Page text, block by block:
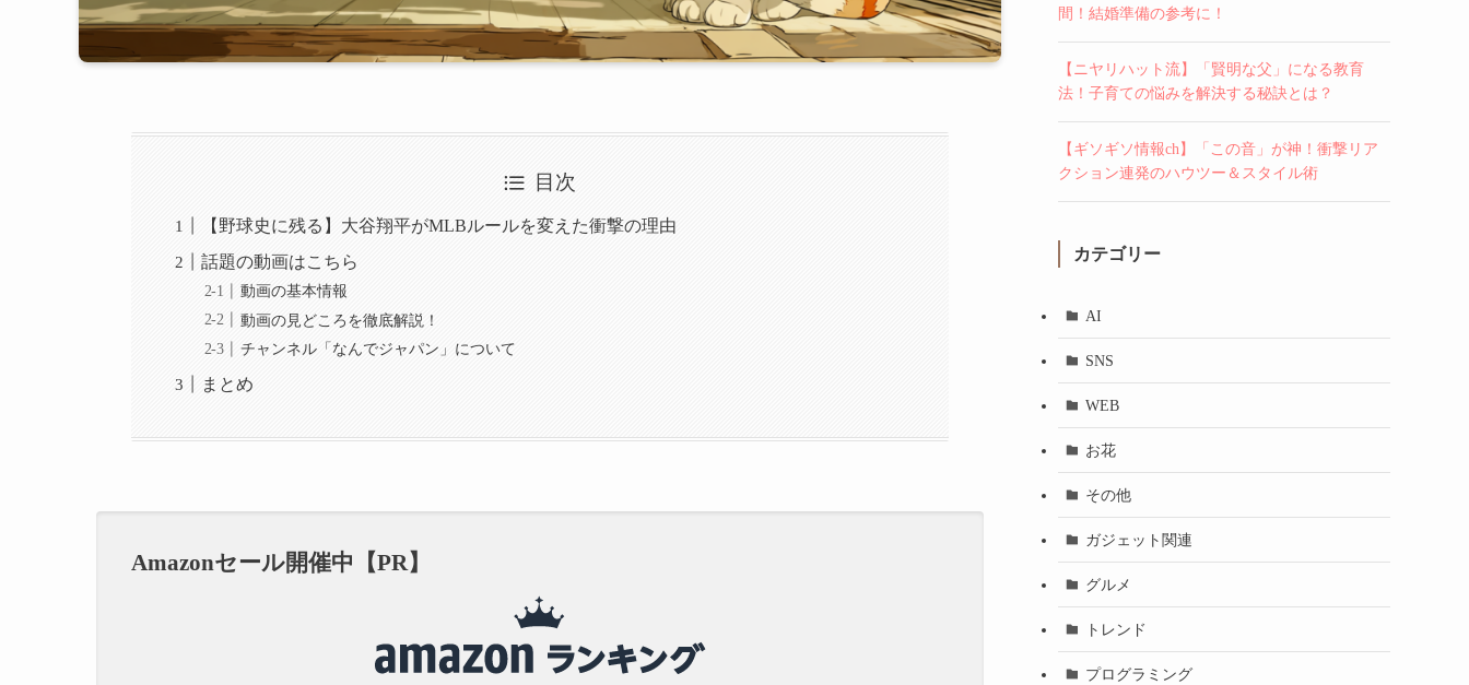
目次
【野球史に残る】大谷翔平がMLBルールを変えた衝撃の理由
話題の動画はこちら
動画の基本情報
動画の見どころを徹底解説！
チャンネル「なんでジャパン」について
まとめ
Amazonセール開催中【PR】
間！結婚準備の参考に！
【ニヤリハット流】「賢明な父」になる教育
法！子育ての悩みを解決する秘訣とは？
【ギソギソ情報ch】「この音」が神！衝撃リア
クション連発のハウツー＆スタイル術
カテゴリー
AI
SNS
WEB
お花
その他
ガジェット関連
グルメ
トレンド
プログラミング